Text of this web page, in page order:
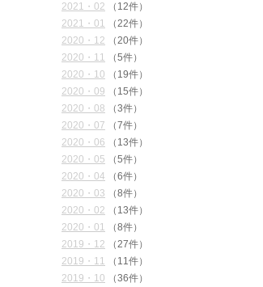
2021・02 （12件）
2021・01 （22件）
2020・12 （20件）
2020・11 （5件）
2020・10 （19件）
2020・09 （15件）
2020・08 （3件）
2020・07 （7件）
2020・06 （13件）
2020・05 （5件）
2020・04 （6件）
2020・03 （8件）
2020・02 （13件）
2020・01 （8件）
2019・12 （27件）
2019・11 （11件）
2019・10 （36件）